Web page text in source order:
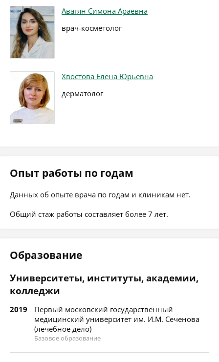
Авагян Симона Араевна
врач-косметолог
Хвостова Елена Юрьевна
дерматолог
Опыт работы по годам
Данных об опыте врача по годам и клиникам нет.
Общий стаж работы составляет более 7 лет.
Образование
Университеты, институты, академии,
колледжи
2019
Первый московский государственный
медицинский университет им. И.М. Сеченова
(лечебное дело)
Базовое образование